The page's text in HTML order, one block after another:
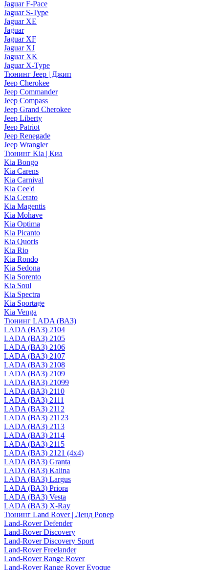
Jaguar F-Pace
Jaguar S-Type
Jaguar XE
Jaguar
Jaguar XF
Jaguar XJ
Jaguar XK
Jaguar X-Type
Тюнинг Jeep | Джип
Jeep Cherokee
Jeep Commander
Jeep Compass
Jeep Grand Cherokee
Jeep Liberty
Jeep Patriot
Jeep Renegade
Jeep Wrangler
Тюнинг Kia | Киа
Kia Bongo
Kia Carens
Kia Carnival
Kia Cee'd
Kia Cerato
Kia Magentis
Kia Mohave
Kia Optima
Kia Picanto
Kia Quoris
Kia Rio
Kia Rondo
Kia Sedona
Kia Sorento
Kia Soul
Kia Spectra
Kia Sportage
Kia Venga
Тюнинг LADA (ВАЗ)
LADA (ВАЗ) 2104
LADA (ВАЗ) 2105
LADA (ВАЗ) 2106
LADA (ВАЗ) 2107
LADA (ВАЗ) 2108
LADA (ВАЗ) 2109
LADA (ВАЗ) 21099
LADA (ВАЗ) 2110
LADA (ВАЗ) 2111
LADA (ВАЗ) 2112
LADA (ВАЗ) 21123
LADA (ВАЗ) 2113
LADA (ВАЗ) 2114
LADA (ВАЗ) 2115
LADA (ВАЗ) 2121 (4x4)
LADA (ВАЗ) Granta
LADA (ВАЗ) Kalina
LADA (ВАЗ) Largus
LADA (ВАЗ) Priora
LADA (ВАЗ) Vesta
LADA (ВАЗ) X-Ray
Тюнинг Land Rover | Ленд Ровер
Land-Rover Defender
Land-Rover Discovery
Land-Rover Discovery Sport
Land-Rover Freelander
Land-Rover Range Rover
Land-Rover Range Rover Evoque